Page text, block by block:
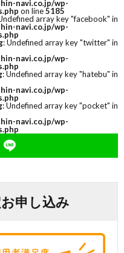
navi.co.jp/wp-
on line5185
array key "facebook" in
navi.co.jp/wp-
: Undefined array key "twitter" in
navi.co.jp/wp-
: Undefined array key "hatebu" in
navi.co.jp/wp-
: Undefined array key "pocket" in
navi.co.jp/wp-
申し込み